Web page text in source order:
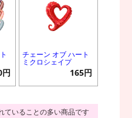
円
チェーン オブ ハート
ミクロシェイプ
165円
ていることの多い商品です